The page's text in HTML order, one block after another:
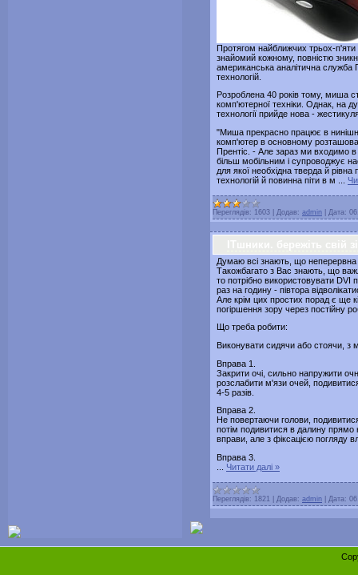
Протягом найближчих трьох-
знайомий кожному, повністю
американська аналітична служба
технологій.
Розроблена 40 років тому, миша
комп'ютерної техніки. Однак, на
технології прийде нова -
"Миша прекрасно працює в
комп'ютер в основному
Прентіс. - Але зараз ми входимо
більш мобільним і супроводжує
для якої необхідна тверда й
технологій й повинна піти в м
Переглядів: 1603 Додав: admin Дата:
Думаю всі знають, що неперервна
Такожбагато з Вас знають, що
то потрібно використовувати DVI
раз на годину - півтора
Але крім цих простих порад є ще
погіршення зору через постійну
Що треба робити:
Виконувати сидячи або стоячи,
Вправа 1.
Закрити очі, сильно напружити
розслабити м'язи очей,
4-5 разів.
Вправа 2.
Не повертаючи голови,
потім подивитися в далину
вправи, але з фіксацією погляду
Вправа 3.
Читати далі »
Переглядів: 1821 Додав: admin Дата: